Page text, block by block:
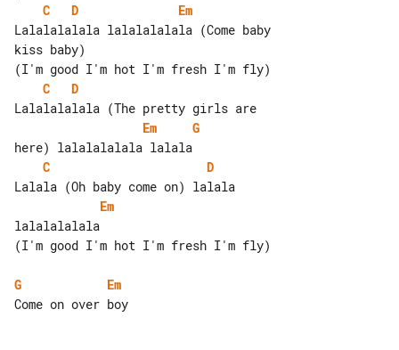
C
D
Em
Lalalalalala lalalalalala (Come baby
kiss baby)
C
D
Em
G
C
D
Em
lalalalalala
(I'm good I'm hot I'm fresh I'm fly)
G
Em